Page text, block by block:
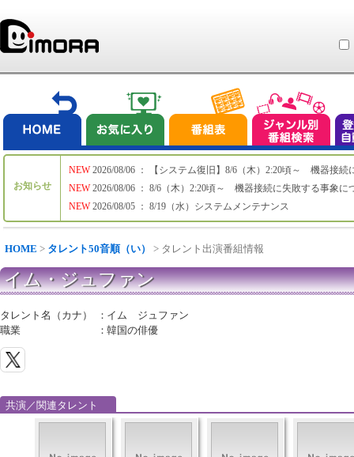
お知らせ
NEW
NEW
NEW
2026/08/06 ： 【システム復旧】8/6（木）2:20頃～ 機器接続
2026/08/06 ： 8/6（木）2:20頃～ 機器接続に失敗する事象に
2026/08/05 ： 8/19（水）システムメンテナンス
HOME > タレント50音順（い） > タレント出演番組情報
イム・ジュファン
タレント名（カナ） ： イム ジュファン
職業
：韓国の俳優
共演／関連タレント